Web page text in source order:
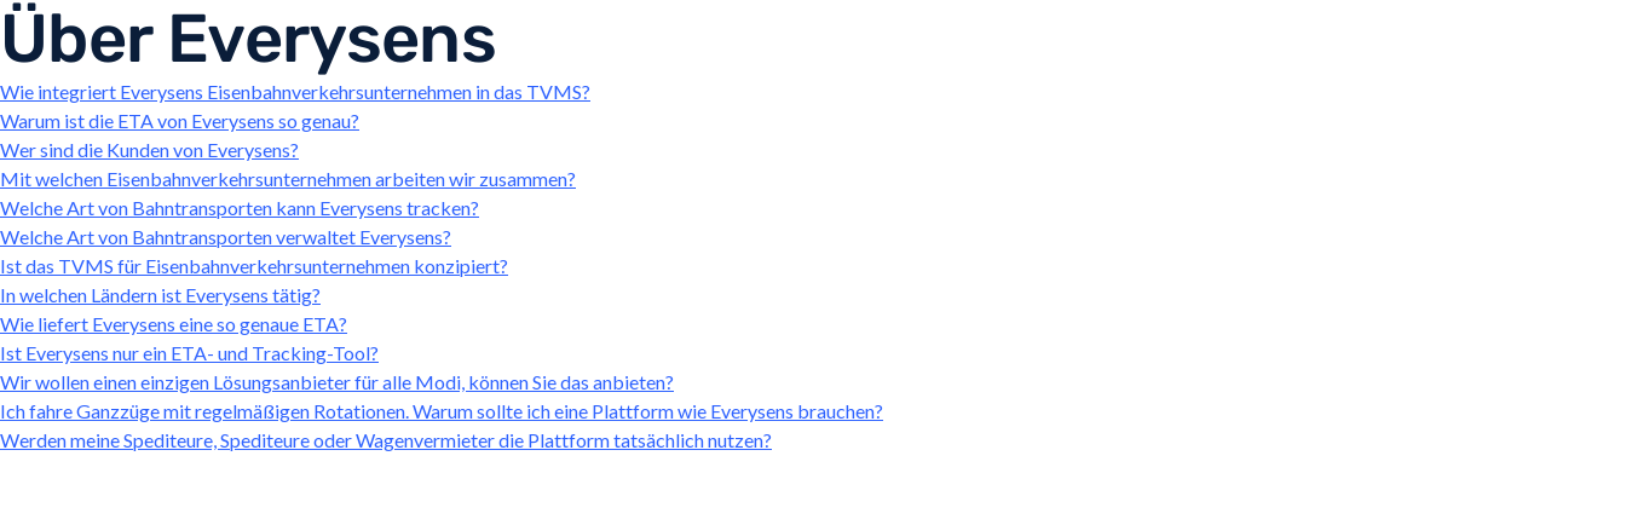
Über Everysens
Wie integriert Everysens Eisenbahnverkehrsunternehmen in das TVMS?
Warum ist die ETA von Everysens so genau?
Wer sind die Kunden von Everysens?
Mit welchen Eisenbahnverkehrsunternehmen arbeiten wir zusammen?
Welche Art von Bahntransporten kann Everysens tracken?
Welche Art von Bahntransporten verwaltet Everysens?
Ist das TVMS für Eisenbahnverkehrsunternehmen konzipiert?
In welchen Ländern ist Everysens tätig?
Wie liefert Everysens eine so genaue ETA?
Ist Everysens nur ein ETA- und Tracking-Tool?
Wir wollen einen einzigen Lösungsanbieter für alle Modi, können Sie das anbieten?
Ich fahre Ganzzüge mit regelmäßigen Rotationen. Warum sollte ich eine Plattform wie Everysens brauchen?
Werden meine Spediteure, Spediteure oder Wagenvermieter die Plattform tatsächlich nutzen?